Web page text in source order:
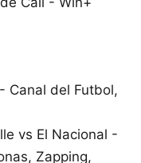
Canal del Futbol,
vs El Nacional -
Zapping,